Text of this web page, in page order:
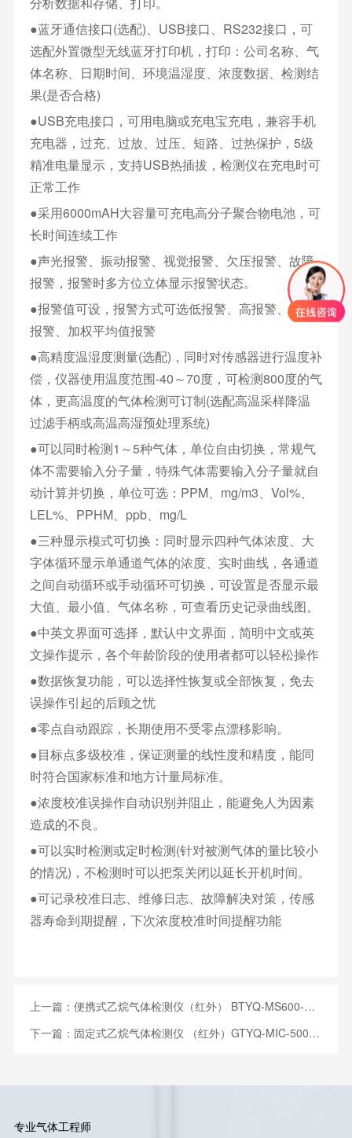
●蓝牙通信接口(选配)、USB接口、RS232接口，可
选配外置微型无线蓝牙打印机，打印：公司名称、气
体名称、日期时间、环境温湿度、浓度数据、检测结
果(是否合格)
●USB充电接口，可用电脑或充电宝充电，兼容手机
充电器，过充、过放、过压、短路、过热保护，5级
精准电量显示，支持USB热插拔，检测仪在充电时可
正常工作
●采用6000mAH大容量可充电高分子聚合物电池，可
长时间连续工作
●声光报警、振动报警、视觉报警、欠压报警、故障
报警，报警时多方位立体显示报警状态。
●报警值可设，报警方式可选低报警、高报警、区间
报警、加权平均值报警
●高精度温湿度测量(选配)，同时对传感器进行温度补
偿，仪器使用温度范围-40～70度，可检测800度的气
体，更高温度的气体检测可订制(选配高温采样降温
过滤手柄或高温高湿预处理系统)
●可以同时检测1～5种气体，单位自由切换，常规气
体不需要输入分子量，特殊气体需要输入分子量就自
动计算并切换，单位可选：PPM、mg/m3、Vol%、
LEL%、PPHM、ppb、mg/L
●三种显示模式可切换：同时显示四种气体浓度、大
字体循环显示单通道气体的浓度、实时曲线，各通道
之间自动循环或手动循环可切换，可设置是否显示最
大值、最小值、气体名称，可查看历史记录曲线图。
●中英文界面可选择，默认中文界面，简明中文或英
文操作提示，各个年龄阶段的使用者都可以轻松操作
●数据恢复功能，可以选择性恢复或全部恢复，免去
误操作引起的后顾之忧
●零点自动跟踪，长期使用不受零点漂移影响。
●目标点多级校准，保证测量的线性度和精度，能同
时符合国家标准和地方计量局标准。
●浓度校准误操作自动识别并阻止，能避免人为因素
造成的不良。
●可以实时检测或定时检测(针对被测气体的量比较小
的情况)，不检测时可以把泵关闭以延长开机时间。
●可记录校准日志、维修日志、故障解决对策，传感
器寿命到期提醒，下次浓度校准时间提醒功能
上一篇： 便携式乙烷气体检测仪（红外） BTYQ-MS600-C2H6
下一篇： 固定式乙烷气体检测仪 （红外）GTYQ-MIC-500S-C2H6
专业气体工程师